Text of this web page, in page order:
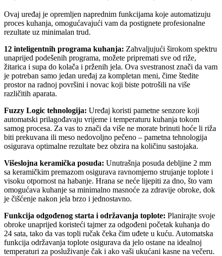
Ovaj uređaj je opremljen naprednim funkcijama koje automatizuju
proces kuhanja, omogućavajući vam da postignete profesionalne
rezultate uz minimalan trud.
12 inteligentnih programa kuhanja: Zahvaljujući širokom spektru
unaprijed podešenih programa, možete pripremati sve od riže,
žitarica i supa do kolača i prženih jela. Ova svestranost znači da vam
je potreban samo jedan uređaj za kompletan meni, čime štedite
prostor na radnoj površini i novac koji biste potrošili na više
različitih aparata.
Fuzzy Logic tehnologija: Uređaj koristi pametne senzore koji
automatski prilagođavaju vrijeme i temperaturu kuhanja tokom
samog procesa. Za vas to znači da više ne morate brinuti hoće li riža
biti prekuvana ili meso nedovoljno pečeno – pametna tehnologija
osigurava optimalne rezultate bez obzira na količinu sastojaka.
Višeslojna keramička posuda: Unutrašnja posuda debljine 2 mm
sa keramičkim premazom osigurava ravnomjerno strujanje toplote i
visoku otpornost na habanje. Hrana se neće lijepiti za dno, što vam
omogućava kuhanje sa minimalno masnoće za zdravije obroke, dok
je čišćenje nakon jela brzo i jednostavno.
Funkcija odgođenog starta i održavanja toplote: Planirajte svoje
obroke unaprijed koristeći tajmer za odgođeni početak kuhanja do
24 sata, tako da vas topli ručak čeka čim uđete u kuću. Automatska
funkcija održavanja toplote osigurava da jelo ostane na idealnoj
temperaturi za posluživanje čak i ako vaši ukućani kasne na večeru.